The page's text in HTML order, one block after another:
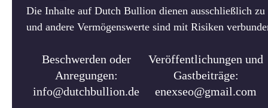
Die Inhalte auf Dutch Bullion dienen ausschließlich
und andere Vermögenswerte sind mit Risiken
Beschwerden oder
Anregungen:
info@dutchbullion.de
Veröffentlichungen und
Gastbeiträge:
enexseo@gmail.com